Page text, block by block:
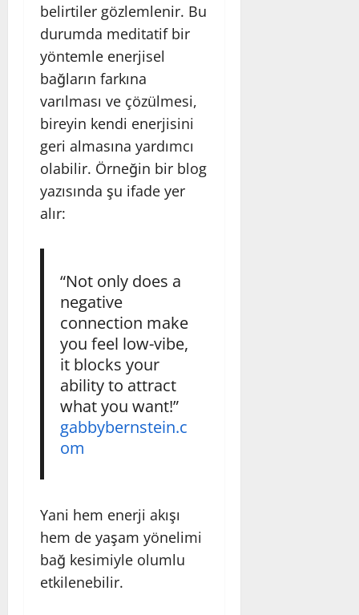
belirtiler gözlemlenir. Bu
durumda meditatif bir
yöntemle enerjisel
bağların farkına
varılması ve çözülmesi,
bireyin kendi enerjisini
geri almasına yardımcı
olabilir. Örneğin bir blog
yazısında şu ifade yer
alır:
“Not only does a
negative
connection make
you feel low-vibe,
it blocks your
ability to attract
what you want!”
gabbybernstein.c
om
Yani hem enerji akışı
hem de yaşam yönelimi
bağ kesimiyle olumlu
etkilenebilir.